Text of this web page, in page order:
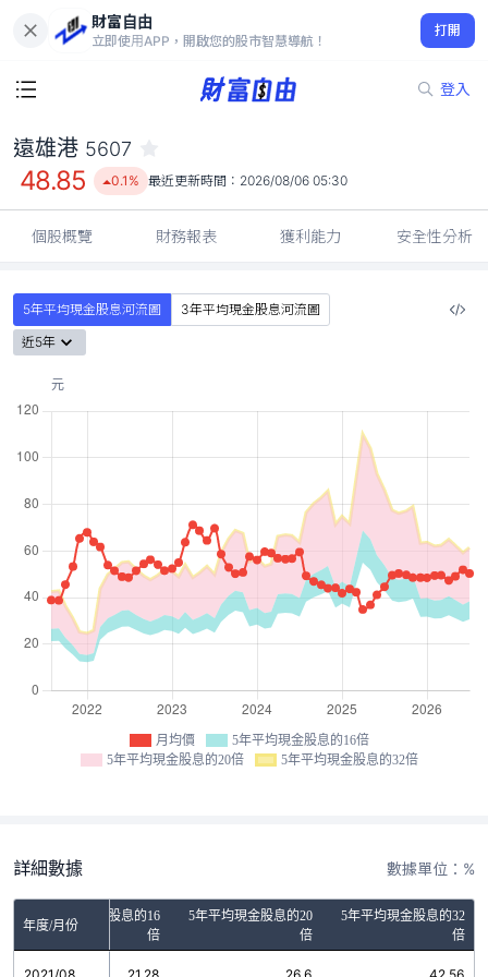
財富自由
立即使用APP，開啟您的股市智慧導航！
打開
登入
48.85
0.1%
遠雄港 5607
48.85 0.1% 最近更新時間： 2026/08/06 05:30
個股概覽 財務報表 獲利能力 安全性分析
5年平均現金股息河流圖
3年平均現金股息河流圖
近5年
月均價
5年平均現金股息的16倍
5年平均現金股息的20倍
5年平均現金股息的32倍
詳細數據 數據單位：%
年度/月份
5年平均現金股息的16
倍
5年平均現金股息的20
倍
5年平均現金股息的32
倍